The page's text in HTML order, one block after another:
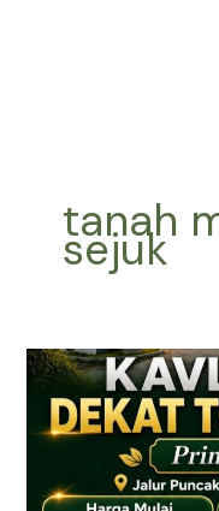
tanah
sejuk
KAVLING
HARMONI
PRIME
EAST